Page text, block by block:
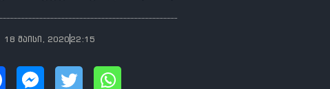
18 მაისი, 202022:15